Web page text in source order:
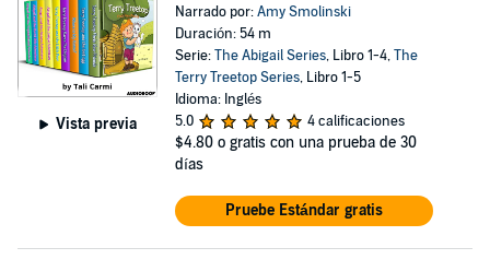
Vista previa
Narrado por:Amy Smolinski
Duración: 54 m
Serie:The Abigail Series, Libro 1-4,The
Terry Treetop Series, Libro 1-5
Idioma: Inglés
5.0
4 calificaciones
$4.80 o gratis con una prueba de 30
días
Pruebe Estándar gratis